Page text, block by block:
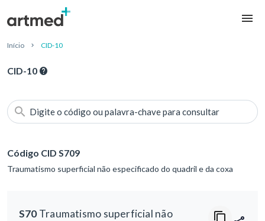
Início CID-10
CID-10
Digite o código ou palavra-chave para consultar
Código CID S709
Traumatismo superficial não especificado do quadril e da coxa
S70Traumatismo superficial não